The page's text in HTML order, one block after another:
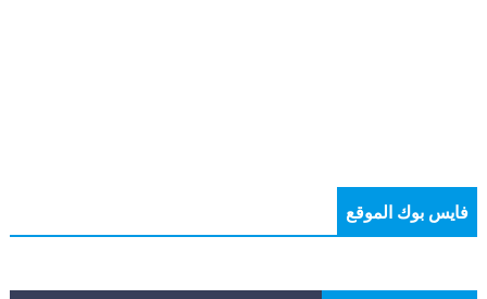
فايس بوك الموقع